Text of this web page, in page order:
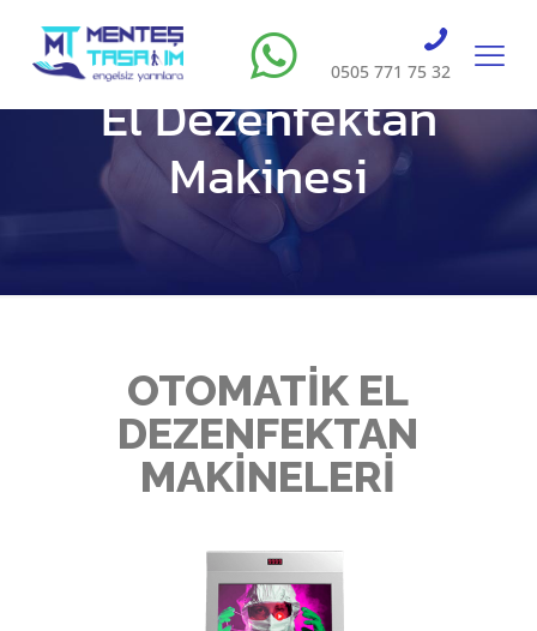
0505 771 75 32
El Dezenfektan
Makinesi
OTOMATİK EL
DEZENFEKTAN
MAKİNELERİ